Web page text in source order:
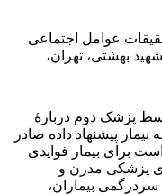
عوامل اجتماعی
بهشتی، تهران،
پزشک دوم دربارۀ
پیشنهاد داده صادر
برای بیمار فوایدی
پزشکی مدرن و
بیماران،